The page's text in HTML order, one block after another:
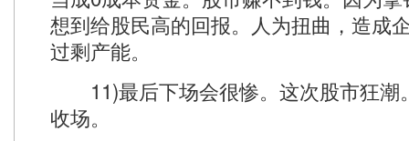
想到给股民高的回报。人为扭曲，造成
过剩产能。
11)最后下场会很惨。这次股市狂潮
收场。